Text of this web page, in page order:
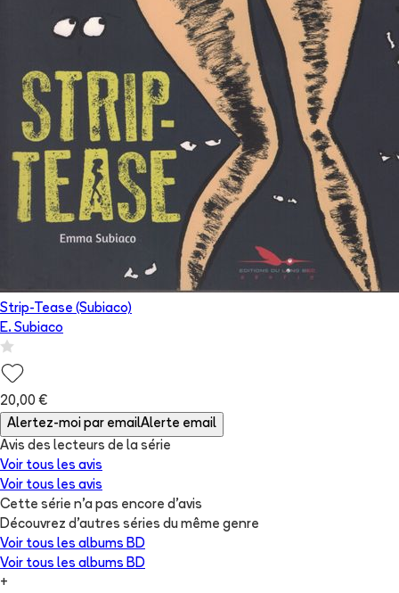
Strip-Tease (Subiaco)
E. Subiaco
20,00 €
Alertez-moi par emailAlerte email
Avis des lecteurs de la série
Voir tous les avis
Voir tous les avis
Cette série n'a pas encore d'avis
Découvrez d'autres séries du même genre
Voir tous les albums BD
Voir tous les albums BD
+